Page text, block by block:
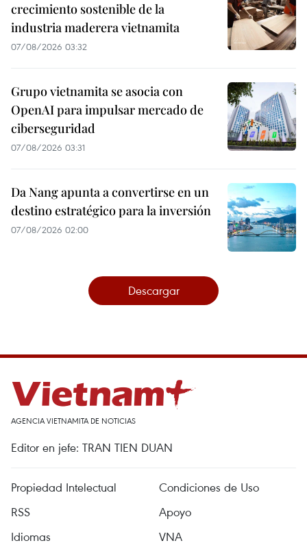
crecimiento sostenible de la
industria maderera vietnamita
07/08/2026 03:32
Grupo vietnamita se asocia con
OpenAI para impulsar mercado de
ciberseguridad
07/08/2026 03:31
Da Nang apunta a convertirse en un
destino estratégico para la inversión
07/08/2026 02:00
Descargar
AGENCIA VIETNAMITA DE NOTICIAS
Editor en jefe: TRAN TIEN DUAN
Propiedad Intelectual
Condiciones de Uso
RSS
Apoyo
Idiomas
VNA